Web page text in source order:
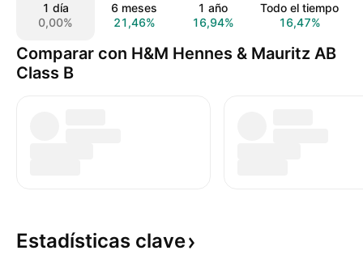
1 día
0,00%
6 meses
21,46%
1 año
16,94%
Todo el tiempo
16,47%
Comparar con H&M Hennes & Mauritz AB
Class B
Estadísticas clave